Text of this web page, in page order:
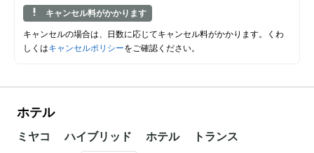
キャンセル料がかかります
キャンセルの場合は、日数に応じてキャンセル料がかかります。くわ
しくはキャンセルポリシーをご確認ください。
ホテル
ミヤコ ハイブリッド ホテル トランス